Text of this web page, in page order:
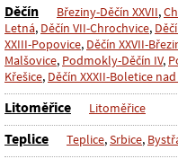
Děčín Březiny-Děčín XXVII,
Letná, Děčín VII-Chrochvice,
XXIII-Popovice, Děčín XXVII-
Malšovice, Podmokly-Děčín IV,
Křešice, Děčín XXXII-Boletice
Litoměřice Litoměřice
Teplice Teplice,Srbice,